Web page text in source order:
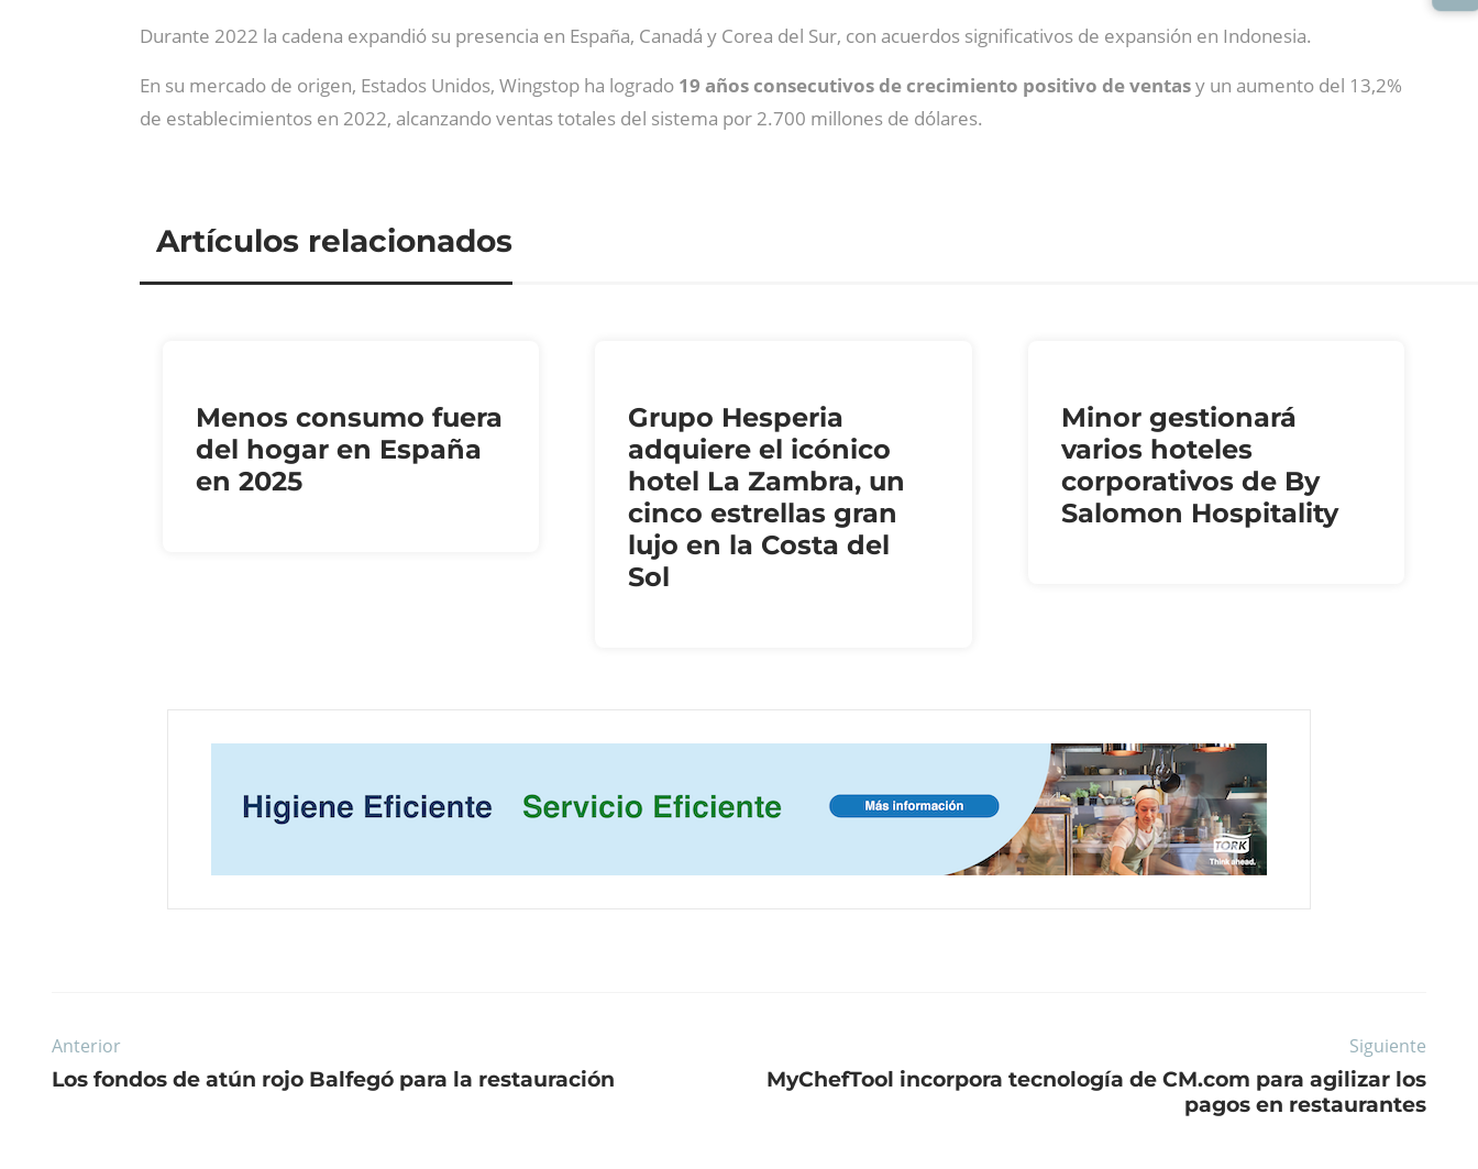
Durante 2022 la cadena expandió su presencia en España, Canadá y Corea del Sur, con acuerdos significativos de expansión en Indonesia.
En su mercado de origen, Estados Unidos, Wingstop ha logrado 19 años consecutivos de crecimiento positivo de ventasy un aumento del 13,2%
de establecimientos en 2022, alcanzando ventas totales del sistema por 2.700 millones de dólares.
Artículos relacionados
Menos consumo fuera
del hogar en España
en 2025
Grupo Hesperia
adquiere el icónico
hotel La Zambra, un
cinco estrellas gran
lujo en la Costa del
Sol
Minor gestionará
varios hoteles
corporativos de By
Salomon Hospitality
Anterior
Los fondos de atún rojo Balfegó para la restauración
Siguiente
MyChefTool incorpora tecnología de CM.com para agilizar los
pagos en restaurantes